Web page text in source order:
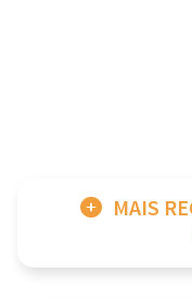
MAIS